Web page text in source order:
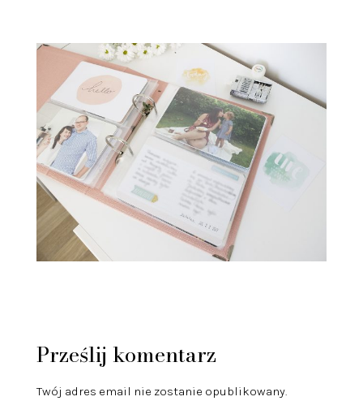
Prześlij komentarz
Twój adres email nie zostanie opublikowany.